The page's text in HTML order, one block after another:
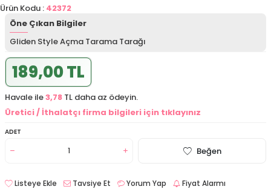
Ürün Kodu : 42372
Öne Çıkan Bilgiler
Gliden Style Açma Tarama Tarağı
189,00 TL
Havale ile3,78 TL daha az ödeyin.
Üretici / İthalatçı firma bilgileri için tıklayınız
ADET
Beğen
Listeye Ekle Tavsiye Et Yorum Yap Fiyat Alarmı